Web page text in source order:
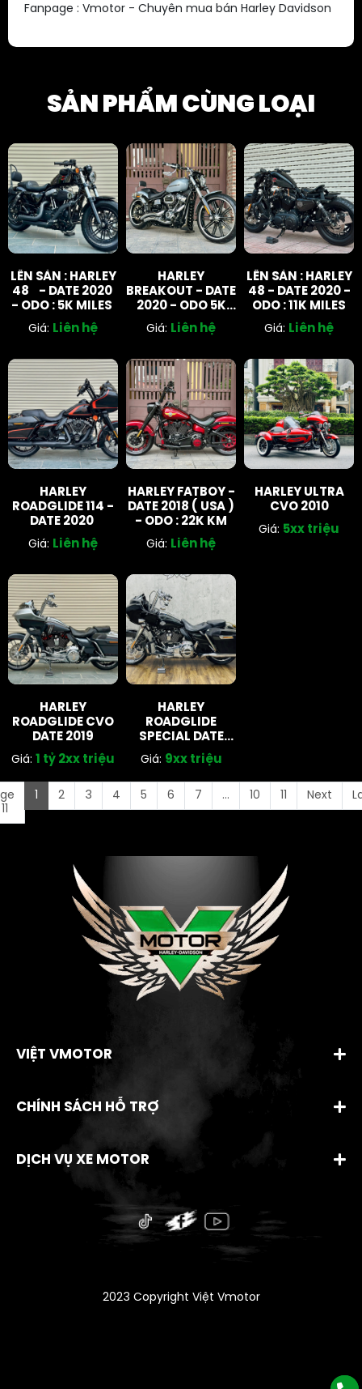
Fanpage : Vmotor - Chuyên mua bán Harley Davidson
SẢN PHẨM CÙNG LOẠI
LÊN SÀN : HARLEY
48 - DATE 2020
- ODO : 5K MILES
Giá: Liên hệ
HARLEY
BREAKOUT - DATE
2020 - ODO 5K
MILES
Giá: Liên hệ
LÊN SÀN : HARLEY
48 - DATE 2020 -
ODO : 11K MILES
Giá: Liên hệ
HARLEY
ROADGLIDE 114 -
DATE 2020
Giá: Liên hệ
HARLEY FATBOY -
DATE 2018 ( USA )
- ODO : 22K KM
Giá: Liên hệ
HARLEY ULTRA
CVO 2010
Giá: 5xx triệu
HARLEY
ROADGLIDE CVO
DATE 2019
Giá: 1 tỷ 2xx triệu
HARLEY
ROADGLIDE
SPECIAL DATE
2021
Giá: 9xx triệu
2 3 4 5 6 7 ... 10 Next
VIỆT VMOTOR
CHÍNH SÁCH HỖ TRỢ
DỊCH VỤ XE MOTOR
2023 Copyright Việt Vmotor